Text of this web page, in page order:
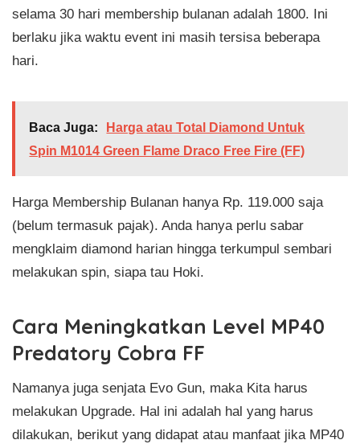
selama 30 hari membership bulanan adalah 1800. Ini
berlaku jika waktu event ini masih tersisa beberapa
hari.
Baca Juga:
Harga atau Total Diamond Untuk
Spin M1014 Green Flame Draco Free Fire (FF)
Harga Membership Bulanan hanya Rp. 119.000 saja
(belum termasuk pajak). Anda hanya perlu sabar
mengklaim diamond harian hingga terkumpul sembari
melakukan spin, siapa tau Hoki.
Cara Meningkatkan Level MP40
Predatory Cobra FF
Namanya juga senjata Evo Gun, maka Kita harus
melakukan Upgrade. Hal ini adalah hal yang harus
dilakukan, berikut yang didapat atau manfaat jika MP40